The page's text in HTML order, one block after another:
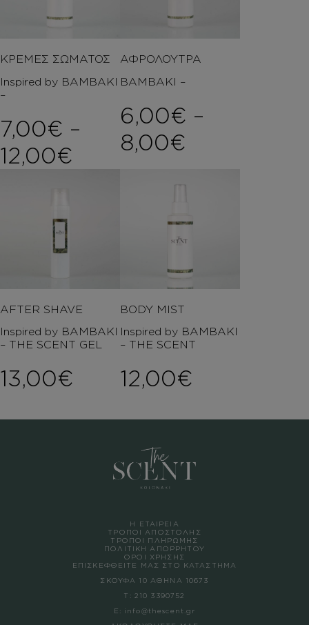
ΚΡΕΜΕΣ ΣΩΜΑΤΟΣ
Inspired by ΒΑΜΒΑΚΙ
–
7,00€ –
12,00€ Price range: 7,00€
ΑΦΡΟΛΟΥΤΡΑ
ΒΑΜΒΑΚΙ –
6,00€ –
8,00€
AFTER SHAVE
Inspired by ΒΑΜΒΑΚΙ
– THE SCENT GEL
13,00€
BODY MIST
Inspired by ΒΑΜΒΑΚΙ
– THE SCENT
12,00€
Η ΕΤΑΙΡΕΙΑ
ΤΡΟΠΟΙ ΑΠΟΣΤΟΛΗΣ
ΤΡΟΠΟΙ ΠΛΗΡΩΜΗΣ
ΠΟΛΙΤΙΚΗ ΑΠΟΡΡΗΤΟΥ
ΟΡΟΙ ΧΡΗΣΗΣ
ΕΠΙΣΚΕΦΘΕΙΤΕ ΜΑΣ ΣΤΟ ΚΑΤΑΣΤΗΜΑ
ΣΚΟΥΦΑ 10 ΑΘΗΝΑ 10673
Τ: 210 3390752
Ε: info@thescent.gr